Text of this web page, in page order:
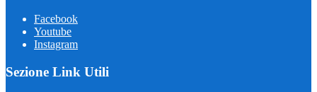
Facebook
Youtube
Instagram
Sezione Link Utili